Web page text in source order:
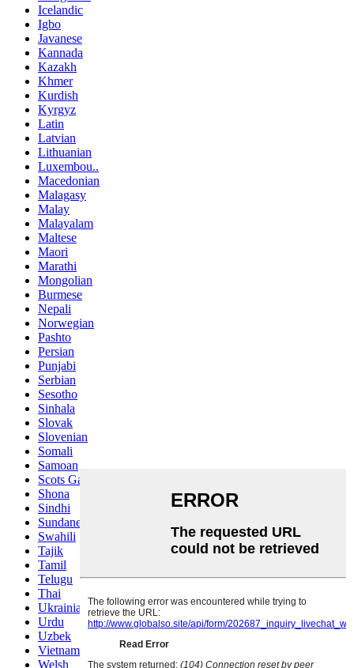
Icelandic
Igbo
Javanese
Kannada
Kazakh
Khmer
Kurdish
Kyrgyz
Latin
Latvian
Lithuanian
Luxembou..
Macedonian
Malagasy
Malay
Malayalam
Maltese
Maori
Marathi
Mongolian
Burmese
Nepali
Norwegian
Pashto
Persian
Punjabi
Serbian
Sesotho
Sinhala
Slovak
Slovenian
Somali
Samoan
Scots Gaelic
Shona
Sindhi
Sundanese
Swahili
Tajik
Tamil
Telugu
Thai
Ukrainian
Urdu
Uzbek
Vietnamese
Welsh